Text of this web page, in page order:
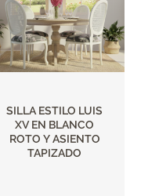
SILLA ESTILO LUIS
XV EN BLANCO
ROTO Y ASIENTO
TAPIZADO